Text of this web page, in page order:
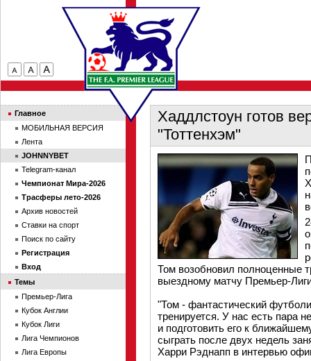
Хаддлстоун готов
"Тоттенхэм"
Том возобновил полноценные
выездному матчу Премьер-
"Том - фантастический
тренируется. У нас есть пара
и подготовить его к
сыграть после двух недель
Харри Рэднапп в интервью
Главное
МОБИЛЬНАЯ ВЕРСИЯ
Лента
JOHNNYBET
Telegram-канал
Чемпионат Мира-2026
Трасферы лето-2026
Архив новостей
Ставки на спорт
Поиск по сайту
Регистрация
Вход
Темы
Премьер-Лига
Кубок Англии
Кубок Лиги
Лига Чемпионов
Лига Европы